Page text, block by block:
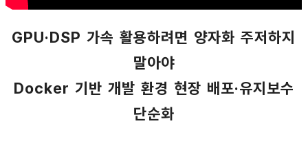
GPU·DSP 가속 활용하려면 양자화 주저하지
말아야
Docker 기반 개발 환경 현장 배포·유지보수
단순화